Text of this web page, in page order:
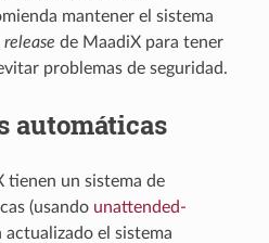
mantener el sistema
release de MaadiX para tener
problemas de seguridad.
automáticas
tienen un sistema de
(usando unattended-
actualizado el sistema